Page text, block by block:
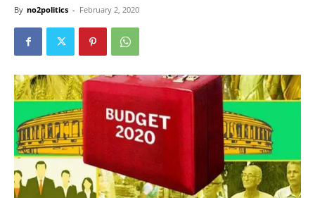
By no2politics - February 2, 2020